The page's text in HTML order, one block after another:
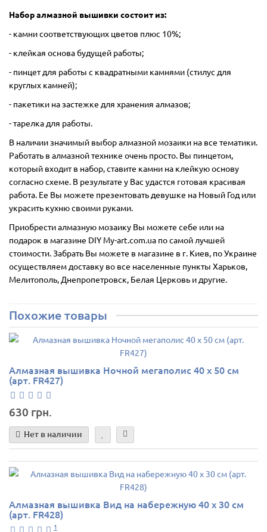
Набор алмазной вышивки состоит из:
- камни соответствующих цветов плюс 10%;
- клейкая основа будущей работы;
- пинцет для работы с квадратными камнями (стилус для
круглых камней);
- пакетики на застежке для хранения алмазов;
- тарелка для работы.
В наличии значимый выбор алмазной мозаики на все тематики.
Работать в алмазной технике очень просто. Вы пинцетом,
который входит в набор, ставите камни на клейкую основу
согласно схеме. В результате у Вас удастся готовая красивая
работа. Ее Вы можете презентовать девушке на Новый Год или
украсить кухню своими руками.
Приобрести алмазную мозаику Вы можете себе или на
подарок в магазине DIY My-art.com.ua по самой лучшей
стоимости. Забрать Вы можете в магазине в г. Киев, по Украине
осуществляем доставку во все населенные пункты Харьков,
Мелитополь, Днепропетровск, Белая Церковь и другие.
Похожие товары
Алмазная вышивка Ночной мегаполис 40 х 50 см
(арт. FR427)
630 грн.
Нет в наличии
Алмазная вышивка Вид на набережную 40 х 30 см
(арт. FR428)
1